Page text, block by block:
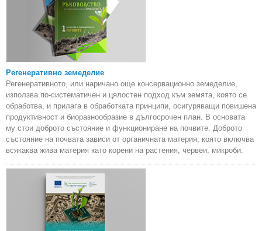
Регенеративно земеделие
Регенеративното, или наричано още консервационно земеделие,
използва по-систематичен и цялостен подход към земята, която се
обработва, и прилага в обработката принципи, осигуряващи повишена
продуктивност и биоразнообразие в дългосрочен план. В основата
му стои доброто състояние и функциониране на почвите. Доброто
състояние на почвата зависи от органичната материя, която включва
всякаква жива материя като корени на растения, червеи, микроби.